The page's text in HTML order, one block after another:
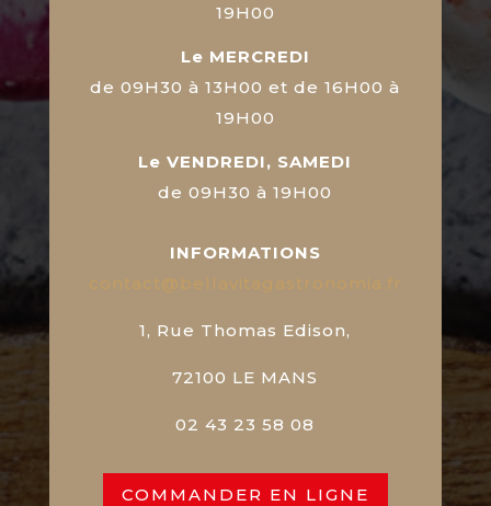
19H00
Le MERCREDI
de 09H30 à 13H00 et de 16H00 à
19H00
Le VENDREDI, SAMEDI
de 09H30 à 19H00
INFORMATIONS
1, Rue Thomas Edison,
72100 LE MANS
02 43 23 58 08
COMMANDER EN LIGNE